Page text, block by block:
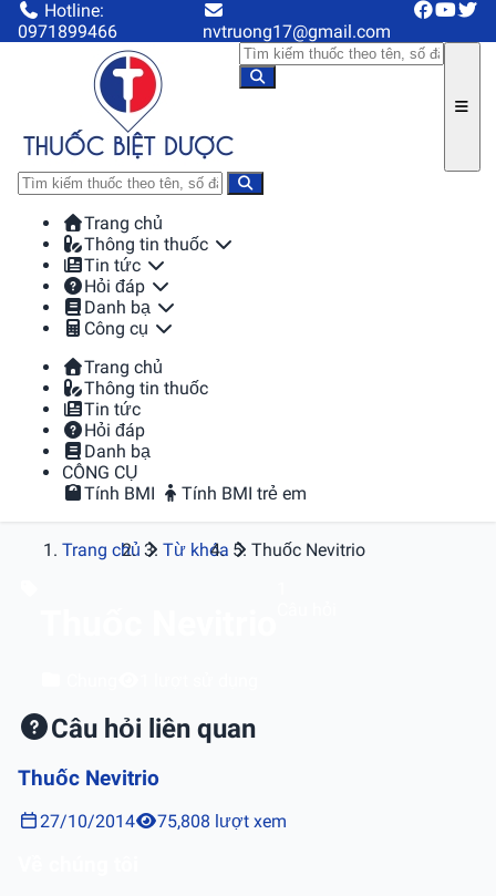
Hotline:
0971899466
nvtruong17@gmail.com
Trang chủ
Thông tin thuốc
Tin tức
Hỏi đáp
Danh bạ
Công cụ
Trang chủ
Thông tin thuốc
Tin tức
Hỏi đáp
Danh bạ
CÔNG CỤ
Tính BMI
Tính BMI trẻ em
Trang chủ Từ khóa Thuốc Nevitrio
Câu hỏi liên quan
Thuốc Nevitrio
27/10/2014 75,808 lượt xem